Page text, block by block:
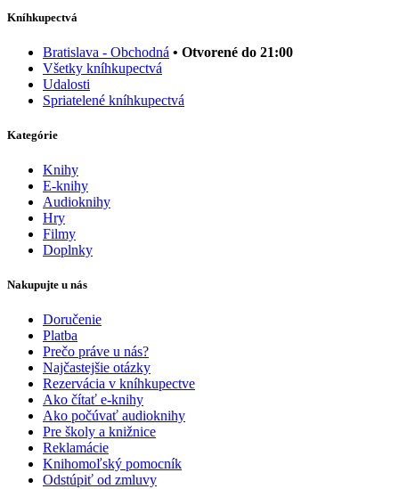
Kníhkupectvá
Bratislava - Obchodná • Otvorené do 21:00
Všetky kníhkupectvá
Udalosti
Spriatelené kníhkupectvá
Kategórie
Knihy
E-knihy
Audioknihy
Hry
Filmy
Doplnky
Nakupujte u nás
Doručenie
Platba
Prečo práve u nás?
Najčastejšie otázky
Rezervácia v kníhkupectve
Ako čítať e-knihy
Ako počúvať audioknihy
Pre školy a knižnice
Reklamácie
Knihomoľský pomocník
Odstúpiť od zmluvy